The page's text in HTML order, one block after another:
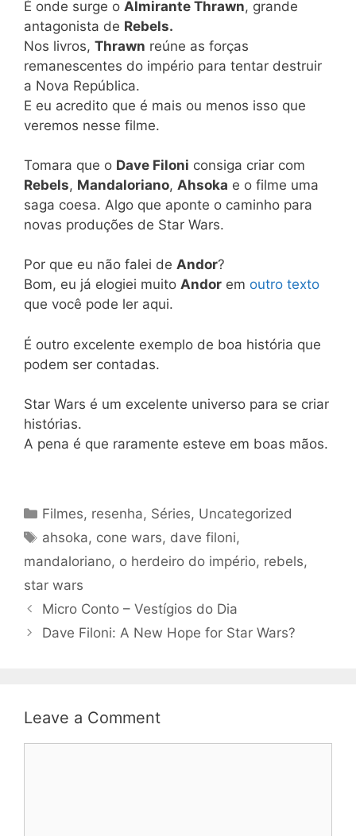
É onde surge o Almirante Thrawn, grande
antagonista de Rebels.
Nos livros, Thrawn reúne as forças
remanescentes do império para tentar destruir
a Nova República.
E eu acredito que é mais ou menos isso que
veremos nesse filme.
Tomara que o Dave Filoni consiga criar com
Rebels, Mandaloriano, Ahsoka e o filme uma
saga coesa. Algo que aponte o caminho para
novas produções de Star Wars.
Por que eu não falei de Andor?
Bom, eu já elogiei muito Andor em outro texto
que você pode ler aqui.
É outro excelente exemplo de boa história que
podem ser contadas.
Star Wars é um excelente universo para se criar
histórias.
A pena é que raramente esteve em boas mãos.
Categories
Filmes, resenha, Séries, Uncategorized
Tags
ahsoka, cone wars, dave filoni,
mandaloriano, o herdeiro do império, rebels,
star wars
Micro Conto – Vestígios do Dia
Dave Filoni: A New Hope for Star Wars?
Leave a Comment